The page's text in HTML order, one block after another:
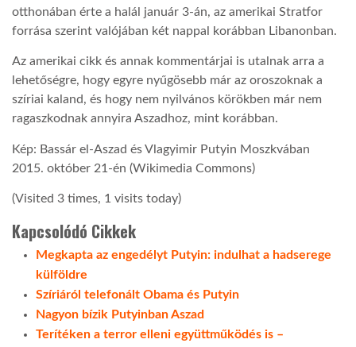
otthonában érte a halál január 3-án, az amerikai Stratfor
forrása szerint valójában két nappal korábban Libanonban.
Az amerikai cikk és annak kommentárjai is utalnak arra a
lehetőségre, hogy egyre nyűgösebb már az oroszoknak a
szíriai kaland, és hogy nem nyilvános körökben már nem
ragaszkodnak annyira Aszadhoz, mint korábban.
Kép: Bassár el-Aszad és Vlagyimir Putyin Moszkvában
2015. október 21-én (Wikimedia Commons)
(Visited 3 times, 1 visits today)
Kapcsolódó Cikkek
Megkapta az engedélyt Putyin: indulhat a hadserege
külföldre
Szíriáról telefonált Obama és Putyin
Nagyon bízik Putyinban Aszad
Terítéken a terror elleni együttműködés is –